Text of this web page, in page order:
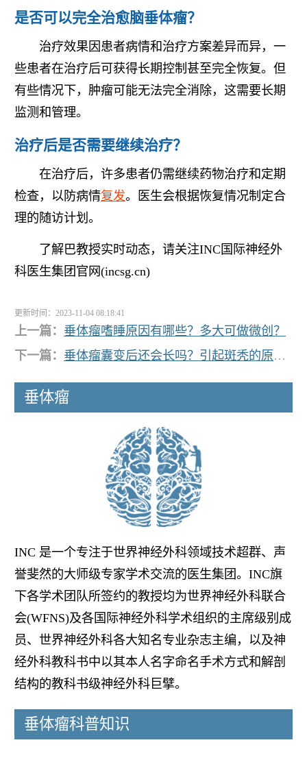
是否可以完全治愈脑垂体瘤？
治疗效果因患者病情和治疗方案差异而异，一
些患者在治疗后可获得长期控制甚至完全恢复。但
有些情况下，肿瘤可能无法完全消除，这需要长期
监测和管理。
治疗后是否需要继续治疗？
在治疗后，许多患者仍需继续药物治疗和定期
检查，以防病情复发。医生会根据恢复情况制定合
理的随访计划。
了解巴教授实时动态，请关注INC国际神经外
科医生集团官网(incsg.cn)
更新时间：2023-11-04 08:18:41
上一篇： 垂体瘤嗜睡原因有哪些？多大可做微创？
下一篇： 垂体瘤囊变后还会长吗？引起斑秃的原因？
垂体瘤
INC 是一个专注于世界神经外科领域技术超群、声
誉斐然的大师级专家学术交流的医生集团。INC旗
下各学术团队所签约的教授均为世界神经外科联合
会(WFNS)及各国际神经外科学术组织的主席级别成
员、世界神经外科各大知名专业杂志主编，以及神
经外科教科书中以其本人名字命名手术方式和解剖
结构的教科书级神经外科巨擘。
垂体瘤科普知识